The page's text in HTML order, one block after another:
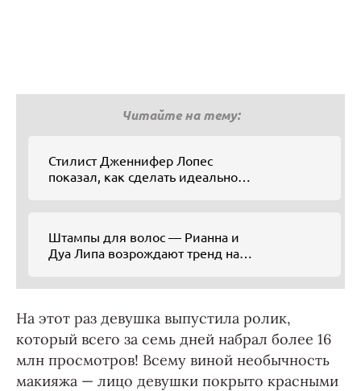
Читайте на тему:
Стилист Дженнифер Лопес
показал, как сделать идеально
Штампы для волос — Рианна и
Дуа Липа возрождают тренд на
На этот раз девушка выпустила ролик,
который всего за семь дней набрал более 16
млн просмотров! Всему виной необычность
макияжа — лицо девушки покрыто красными